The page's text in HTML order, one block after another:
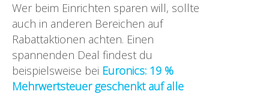
Wer beim Einrichten sparen will, sollte
auch in anderen Bereichen auf
Rabattaktionen achten. Einen
spannenden Deal findest du
beispielsweise bei Euronics: 19 %
Mehrwertsteuer geschenkt auf alle